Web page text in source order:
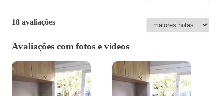
18 avaliações
Avaliações com fotos e vídeos